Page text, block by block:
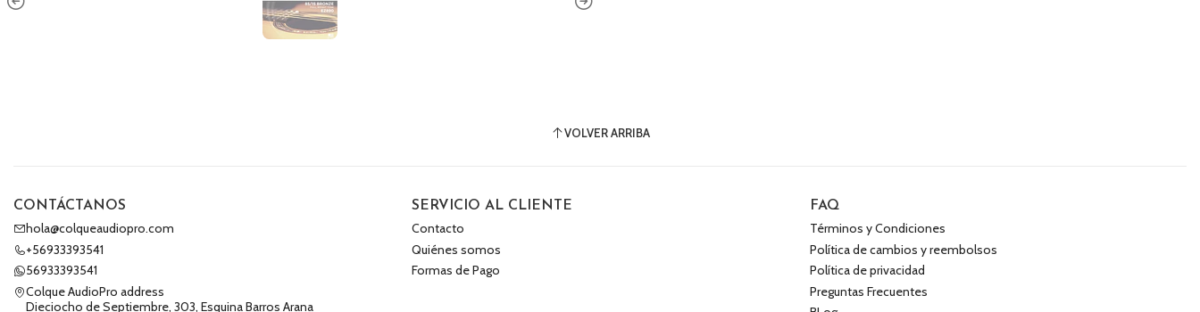
VOLVER ARRIBA
CONTÁCTANOS
hola@colqueaudiopro.com
+56933393541
56933393541
Colque AudioPro address
Dieciocho de Septiembre, 303, Esquina Barros Arana
SERVICIO AL CLIENTE
Contacto
Quiénes somos
Formas de Pago
FAQ
Términos y Condiciones
Política de cambios y reembolsos
Política de privacidad
Preguntas Frecuentes